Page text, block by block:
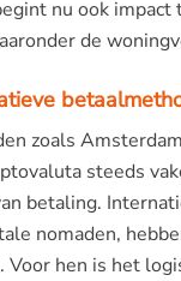
nu ook impact
de
zoals
steeds
betaling.
nomaden,
Voor hen is het